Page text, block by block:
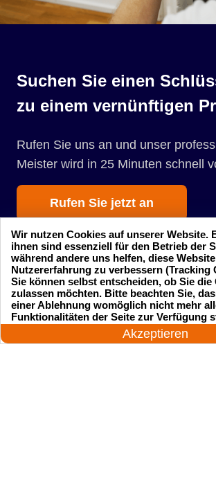
Suchen Sie einen
zu einem vernünftigen
Rufen Sie uns an und unser
Meister wird in 25 Minuten schnell
Rufen Sie jetzt an
Startseite
Preise
24 Stunden am Tag
Akzeptieren
Wir nutzen Cookies auf unserer Website.
ihnen sind essenziell für den Betrieb der
während andere uns helfen, diese
Nutzererfahrung zu verbessern (Tracking
Sie können selbst entscheiden, ob Sie die
zulassen möchten. Bitte beachten Sie,
einer Ablehnung womöglich nicht mehr
Funktionalitäten der Seite zur Verfügung